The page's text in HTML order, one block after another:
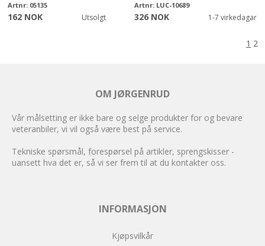
Artnr: 05135
162 NOK Utsolgt
Artnr: LUC-10689
326 NOK 1-7 virkedagar
1 2
OM JØRGENRUD
Vår målsetting er ikke bare og selge produkter for og bevare
veteranbiler, vi vil også være best på service.
Tekniske spørsmål, forespørsel på artikler, sprengskisser -
uansett hva det er, så vi ser frem til at du kontakter oss.
INFORMASJON
Kjøpsvilkår